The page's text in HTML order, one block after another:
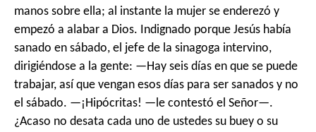
manos sobre ella; al instante la mujer se enderezó y
empezó a alabar a Dios. Indignado porque Jesús había
sanado en sábado, el jefe de la sinagoga intervino,
dirigiéndose a la gente: —Hay seis días en que se puede
trabajar, así que vengan esos días para ser sanados y no
el sábado. —¡Hipócritas! —le contestó el Señor—.
¿Acaso no desata cada uno de ustedes su buey o su